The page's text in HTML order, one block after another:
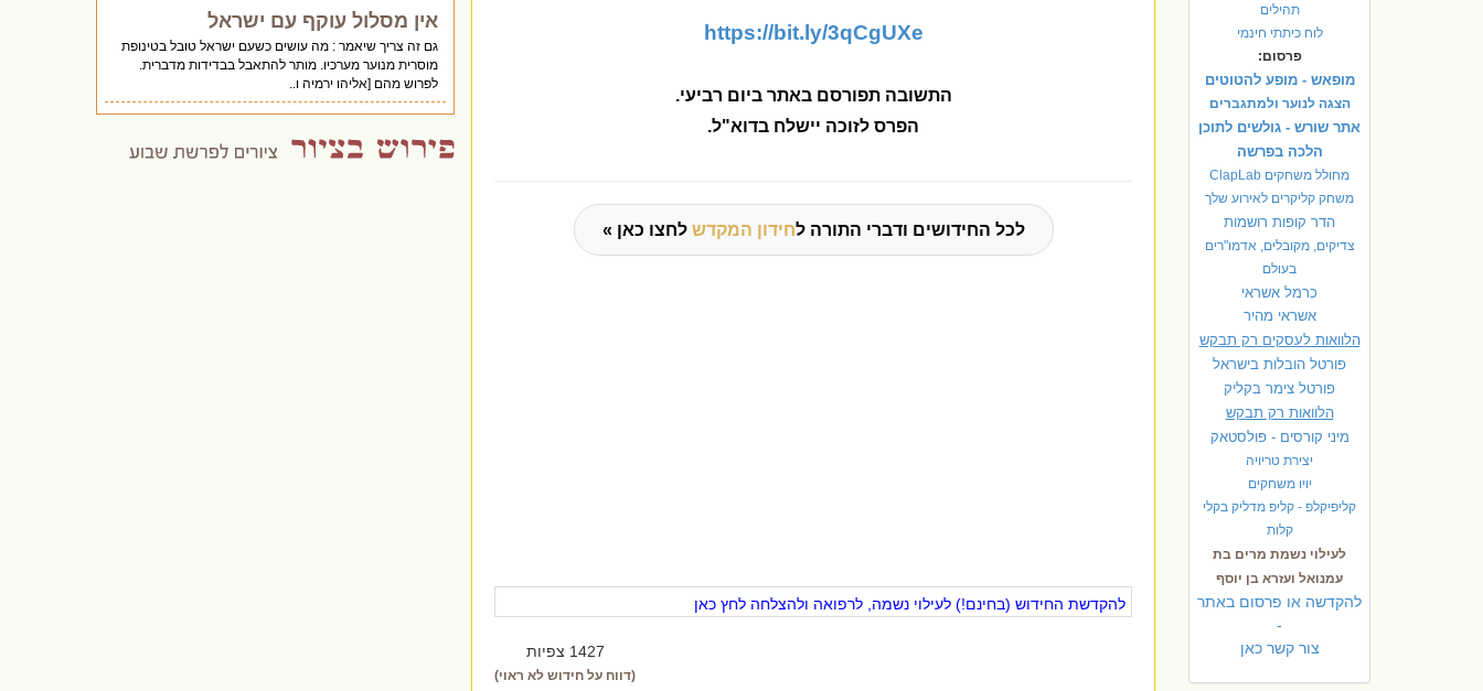
תהילים
לוח כיתתי חינמי
פרסום:
מופאש - מופע להטוטים
הצגה לנוער ולמתגברים
אתר שורש - גולשים לתוכן
הלכה בפרשה
מחולל משחקים ClapLab
משחק קליקרים לאירוע שלך
הדר קופות רושמות
צדיקים, מקובלים, אדמו"רים
בעולם
כרמל אשראי
אשראי מהיר
הלוואות לעסקים רק תבקש
פורטל הובלות בישראל
פורטל צימר בקליק
הלוואות רק תבקש
מיני קורסים - פולסטאק
יצירת טריויה
יויו משחקים
קליפיקלפ - קליפ מדליק בקלי
קלות
לעילוי נשמת מרים בת
עמנואל ועזרא בן יוסף
להקדשה או פרסום באתר
-
צור קשר כאן
https://bit.ly/3qCgUXe
התשובה תפורסם באתר ביום רביעי.
הפרס לזוכה יישלח בדוא"ל.
לכל החידושים ודברי התורה לחידון המקדש לחצו כאן »
להקדשת החידוש (בחינם!) לעילוי נשמה, לרפואה ולהצלחה לחץ כאן
1427 צפיות
(דווח על חידוש לא ראוי)
אין מסלול עוקף עם ישראל
גם זה צריך שיאמר : מה עושים כשעם ישראל טובל בטינופת
מוסרית מנוער מערכיו. מותר להתאבל בבדידות מדברית.
לפרוש מהם [אליהו ירמיה ו..